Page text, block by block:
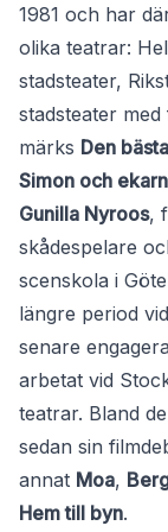
1981 och har
olika teatrar:
stadsteater,
stadsteater
märks Den
Simon och
Gunilla Nyroos,
skådespelare
scenskola i
längre period
senare
arbetat vid
teatrar. Bland
sedan sin
annat Moa,
Hem till byn.